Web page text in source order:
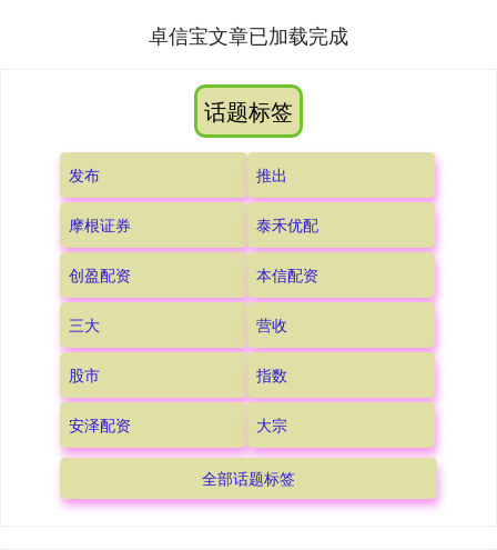
卓信宝文章已加载完成
话题标签
发布 推出
摩根证券 泰禾优配
创盈配资 本信配资
三大 营收
股市 指数
安泽配资 大宗
全部话题标签